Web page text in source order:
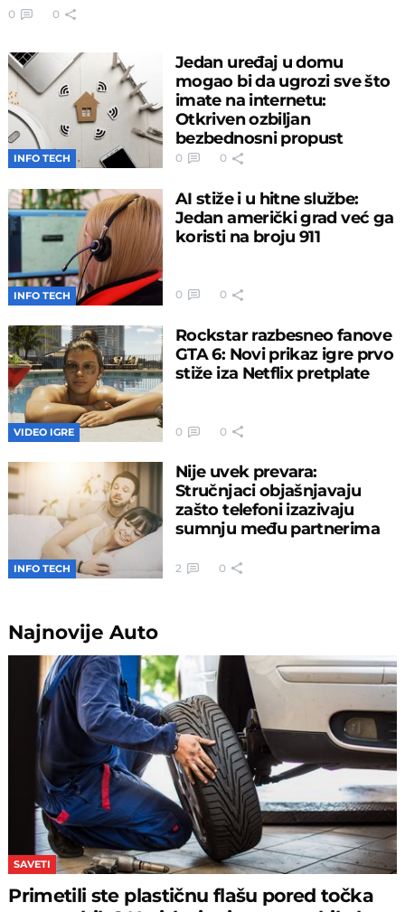
0 0
INFO TECH
Jedan uređaj u domu
mogao bi da ugrozi sve što
imate na internetu:
Otkriven ozbiljan
bezbednosni propust
0 0
INFO TECH
AI stiže i u hitne službe:
Jedan američki grad već ga
koristi na broju 911
0 0
VIDEO IGRE
Rockstar razbesneo fanove
GTA 6: Novi prikaz igre prvo
stiže iza Netflix pretplate
0 0
INFO TECH
Nije uvek prevara:
Stručnjaci objašnjavaju
zašto telefoni izazivaju
sumnju među partnerima
2 0
NajnovijeAuto
SAVETI
Primetili ste plastičnu flašu pored točka